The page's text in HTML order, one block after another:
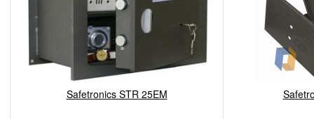
Safetronics STR 25EM